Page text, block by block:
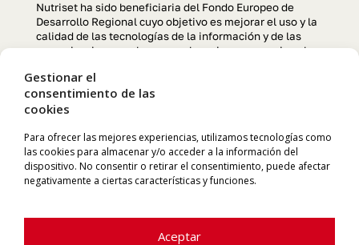
Gestionar el
consentimiento de las
cookies
Para ofrecer las mejores experiencias, utilizamos tecnologías como
las cookies para almacenar y/o acceder a la información del
dispositivo. No consentir o retirar el consentimiento, puede afectar
negativamente a ciertas características y funciones.
Aceptar
Nutriset ha sido beneficiaria del Fondo Europeo de
Desarrollo Regional cuyo objetivo es mejorar el uso y la
calidad de las tecnologías de la información y de las
comunicaciones y el acceso a las mismas y gracias al
optimización de la página web, para la mejora de
competitividad y productividad de la empresa durante el
año 2022. Para ello ha contado con el apoyo del
Manresa. «Una manera de hacer Europa»